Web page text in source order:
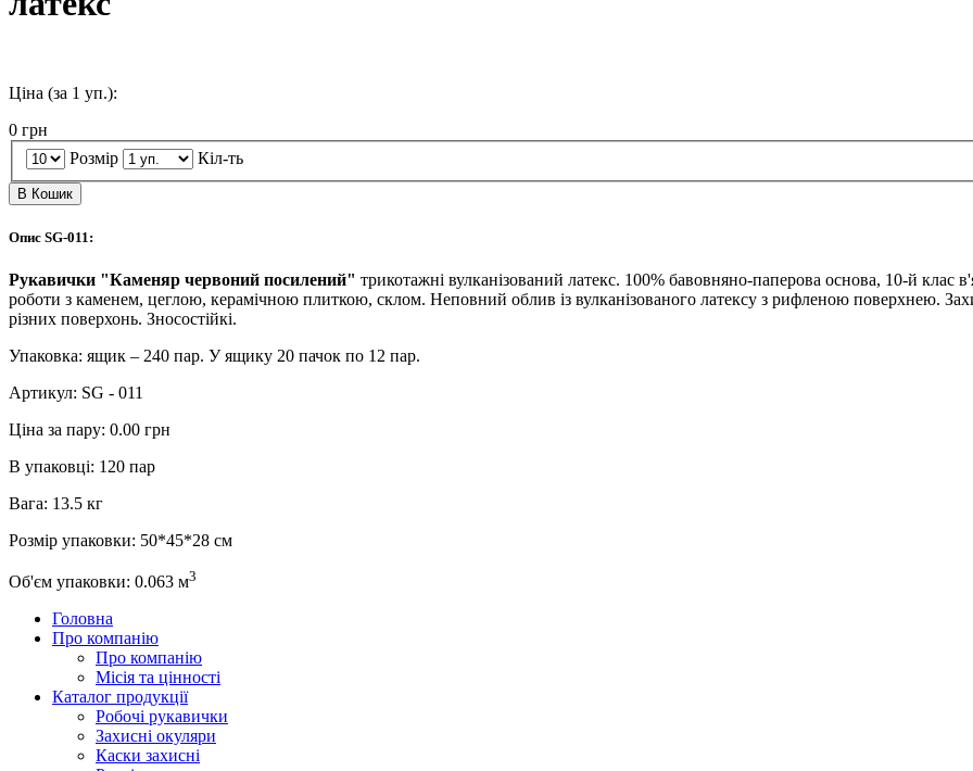
Ціна (за 1 уп.):
0 грн
Розмір
Кіл-ть
В Кошик
Опис SG-011:
Рукавички "Каменяр червоний посилений" трикотажні вулканізований латекс. 100% бавовняно-паперова основа, 10-й
роботи з каменем, цеглою, керамічною плиткою, склом. Неповний облив із вулканізованого латексу з рифленою поверхнею.
різних поверхонь. Зносостійкі.
Упаковка: ящик – 240 пар. У ящику 20 пачок по 12 пар.
Артикул: SG - 011
Ціна за пару: 0.00 грн
В упаковці: 120 пар
Вага: 13.5 кг
Розмір упаковки: 50*45*28 см
Об'єм упаковки: 0.063 м3
Головна
Про компанію
Про компанію
Місія та цінності
Каталог продукції
Робочі рукавички
Захисні окуляри
Каски захисні